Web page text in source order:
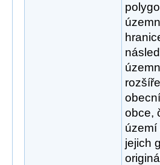
obce,
území
jejich